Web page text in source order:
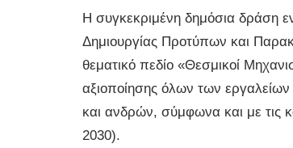
Η συγκεκριμένη δημόσια δράση
Δημιουργίας Προτύπων και
θεματικό πεδίο «Θεσμικοί
αξιοποίησης όλων των εργαλείων
και ανδρών, σύμφωνα και με τις
2030).